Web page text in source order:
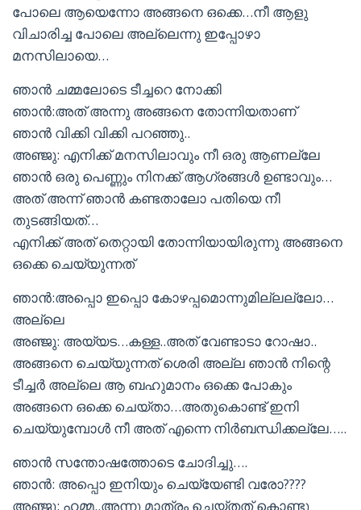
പോലെ ആയെന്നോ അങ്ങനെ ഒക്കെ…നീ ആളു
വിചാരിച്ച പോലെ അല്ലെന്നു ഇപ്പോഴാ
മനസിലായെ…
ഞാൻ ചമ്മലോടെ ടീച്ചറെ നോക്കി
ഞാൻ:അത് അന്നു അങ്ങനെ തോന്നിയതാണ്‌
ഞാൻ വിക്കി വിക്കി പറഞ്ഞു..
അഞ്ജു: എനിക്ക് മനസിലാവും നീ ഒരു ആണല്ലേ
ഞാൻ ഒരു പെണ്ണും നിനക്ക് ആഗ്രങ്ങൾ ഉണ്ടാവും…
അത് അന്ന് ഞാൻ കണ്ടതാലോ പതിയെ നീ
തുടങ്ങിയത്…
എനിക്ക് അത് തെറ്റായി തോന്നിയായിരുന്നു അങ്ങനെ
ഒക്കെ ചെയ്യുന്നത്
ഞാൻ:അപ്പൊ ഇപ്പൊ കോഴപ്പമൊന്നുമില്ലല്ലോ…
അല്ലെ
അഞ്ജു: അയ്യട…കള്ള..അത് വേണ്ടാടാ റോഷാ..
അങ്ങനെ ചെയ്യുന്നത് ശെരി അല്ല ഞാൻ നിന്റെ
ടീച്ചർ അല്ലെ ആ ബഹുമാനം ഒക്കെ പോകും
അങ്ങനെ ഒക്കെ ചെയ്താ…അതുകൊണ്ട് ഇനി
ചെയ്യുമ്പോൾ നീ അത് എന്നെ നിർബന്ധിക്കല്ലേ…..
ഞാൻ സന്തോഷത്തോടെ ചോദിച്ചു….
ഞാൻ: അപ്പൊ ഇനിയും ചെയ്യേണ്ടി വരോ????
അഞ്ജു: ഹമ്മ..അന്നു മാത്രം ചെയ്തത് കൊണ്ടു